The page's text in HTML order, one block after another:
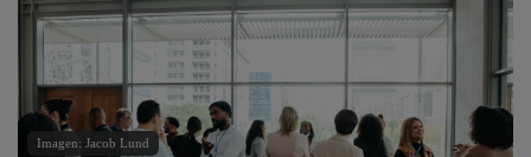
Imagen: Jacob Lund